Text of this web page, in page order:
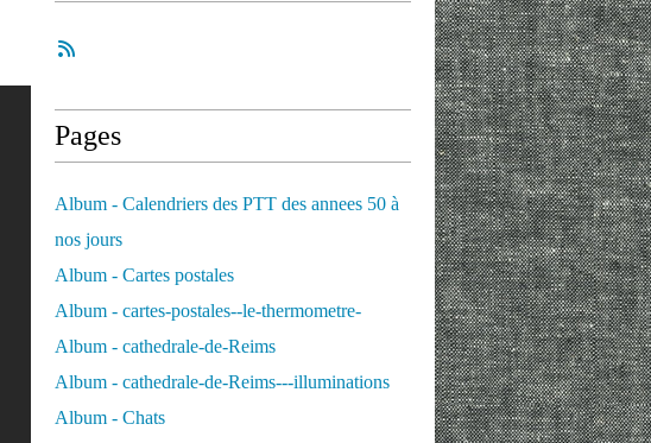
Pages
Album - Calendriers des PTT des annees 50 à
nos jours
Album - Cartes postales
Album - cartes-postales--le-thermometre-
Album - cathedrale-de-Reims
Album - cathedrale-de-Reims---illuminations
Album - Chats